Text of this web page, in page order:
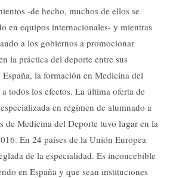
-de hecho, muchos de ellos se
en equipos internacionales- y mientras
a los gobiernos a promocionar
la práctica del deporte entre sus
la formación en Medicina del
todos los efectos. La última oferta de
en régimen de alumnado a
de Medicina del Deporte tuvo lugar en la
En 24 países de la Unión Europea
de la especialidad. Es inconcebible
en España y que sean instituciones